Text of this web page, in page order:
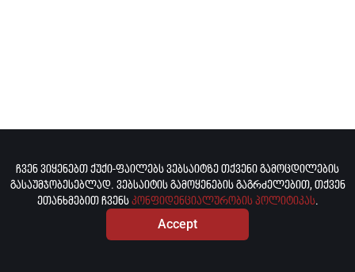
ჩვენ ვიყენებთ ქუქი-ფაილებს ვებსაიტზე თქვენი გამოცდილების
გასაუმჯობესებლად. ვებსაიტის გამოყენების გაგრძელებით, თქვენ
ეთანხმებით ჩვენსკონფიდენციალურობის პოლიტიკას.
Accept